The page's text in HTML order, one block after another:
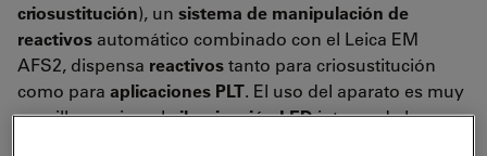
criosustitución), un sistema de manipulación de
reactivos automático combinado con el Leica EM
AFS2, dispensa reactivostanto para criosustitución
como para aplicaciones PLT. El uso del aparato es muy
sencillo gracias a lailuminación LEDinterna de la